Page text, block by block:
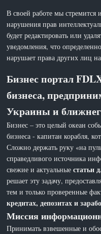
В своей работе мы стремится
нарушения прав
будет редактировать или
уведомления, что
нарушает права других лиц
Бизнес портал
бизнеса,
Украины и
Бизнес – это целый океан
бизнеса - капитан корабля,
Сложно держать руку «на
справедливого источника
свежие и актуальныестатьи
решает эту задачу,
тем и только проверенные
кредитах, депозитах и
Миссия
Принимать взвешенные и